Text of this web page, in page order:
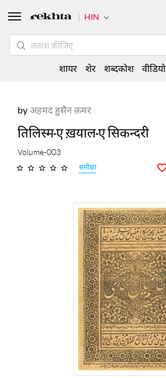
byअहमद हुसैन क़मर
तिलिस्म-ए ख़याल-ए सिकन्दरी
Volume-003
समीक्षा
HIN
शायर शेर शब्दकोश वीडियो